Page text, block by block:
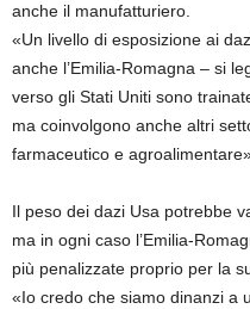
anche il manufatturiero.
«Un livello di esposizione ai
anche l’Emilia-Romagna – si
verso gli Stati Uniti sono
ma coinvolgono anche altri
farmaceutico e
Il peso dei dazi Usa potrebbe
ma in ogni caso l’Emilia-
più penalizzate proprio per la
«Io credo che siamo dinanzi a